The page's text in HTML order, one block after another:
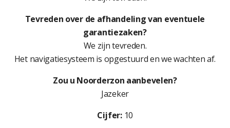
Tevreden over de afhandeling van eventuele
garantiezaken?
We zijn tevreden.
Het navigatiesysteem is opgestuurd en we wachten af.
Zou u Noorderzon aanbevelen?
Jazeker
Cijfer:10